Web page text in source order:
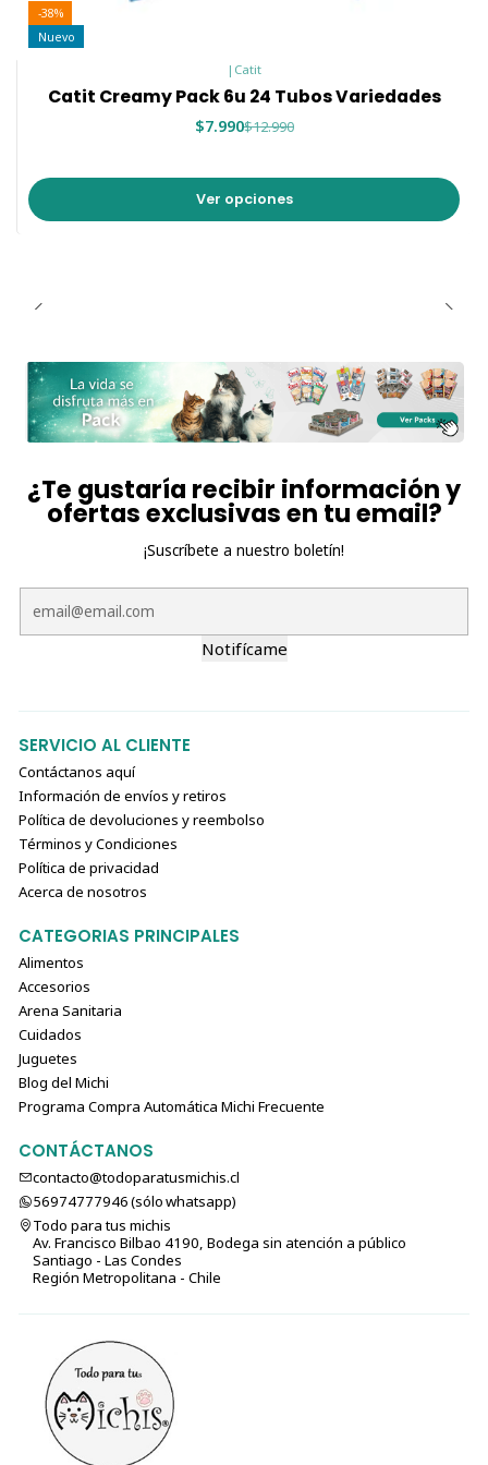
-38%
Nuevo
| Catit
Catit Creamy Pack 6u 24 Tubos Variedades
$7.990$12.990
Ver opciones
¿Te gustaría recibir información y
ofertas exclusivas en tu email?
¡Suscríbete a nuestro boletín!
Notifícame
SERVICIO AL CLIENTE
Contáctanos aquí
Información de envíos y retiros
Política de devoluciones y reembolso
Términos y Condiciones
Política de privacidad
Acerca de nosotros
CATEGORIAS PRINCIPALES
Alimentos
Accesorios
Arena Sanitaria
Cuidados
Juguetes
Blog del Michi
Programa Compra Automática Michi Frecuente
CONTÁCTANOS
contacto@todoparatusmichis.cl
56974777946 (sólo⁣⁣⁣⁣⁣​​​​​​​​​​​​​​​ whatsapp)
Todo para tus michis
Av. Francisco Bilbao 4190, Bodega sin atención a público
Santiago - Las Condes
Región Metropolitana - Chile